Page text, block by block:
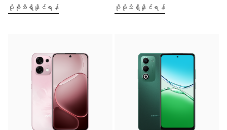
ပိုမိုသိရှိနိုင်ရန်
ပိုမိုသိရှိနိုင်ရန်